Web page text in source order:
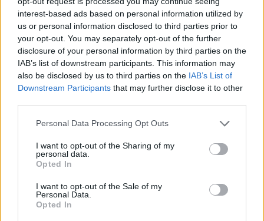
interest-based ads based on personal information utilized by
us or personal information disclosed to third parties prior to
your opt-out. You may separately opt-out of the further
disclosure of your personal information by third parties on the
IAB’s list of downstream participants. This information may
also be disclosed by us to third parties on the IAB’s List of
Downstream Participants that may further disclose it to other
Personal Data Processing Opt Outs
I want to opt-out of the Sharing of my
personal data.
Opted In
I want to opt-out of the Sale of my
Personal Data.
Opted In
„doktoriját” végeztem el az
epilepsziámmal
A rovat további cikkei